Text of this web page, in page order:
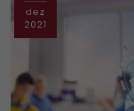
dez
2021